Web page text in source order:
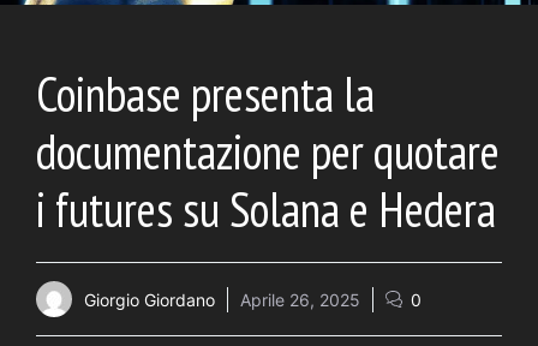
Coinbase presenta la
documentazione per quotare
i futures su Solana e Hedera
Giorgio Giordano Aprile 26, 2025 0